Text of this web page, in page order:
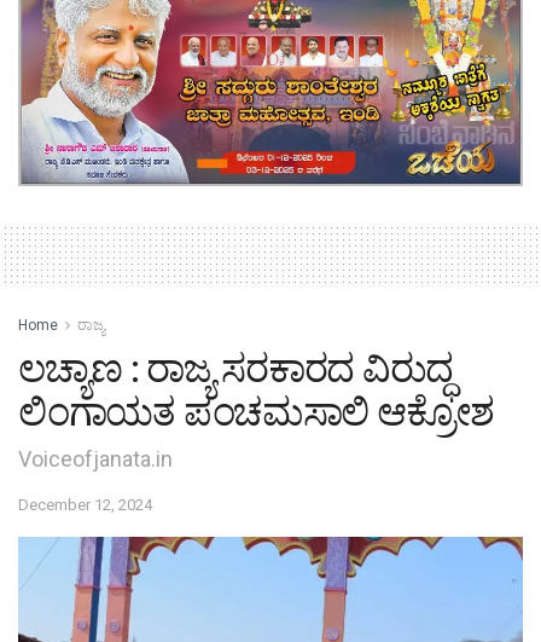
Home ರಾಜ್ಯ
ಲಚ್ಯಾಣ : ರಾಜ್ಯ ಸರಕಾರದ ವಿರುದ್ಧ
ಲಿಂಗಾಯತ ಪಂಚಮಸಾಲಿ ಆಕ್ರೋಶ
Voiceofjanata.in
December 12, 2024